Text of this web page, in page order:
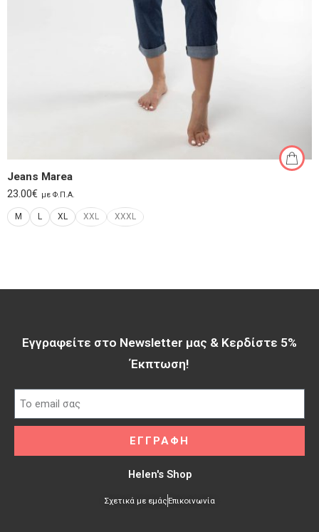
Jeans Marea
23.00€ με Φ.Π.Α.
M L XL XXL XXXL
Εγγραφείτε στο Newsletter μας & Κερδίστε 5%
Έκπτωση!​
ΕΓΓΡΑΦΗ
Helen's Shop
Σχετικά με εμάς Επικοινωνία